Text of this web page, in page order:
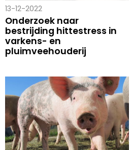
13-12-2022
Onderzoek naar
bestrijding hittestress in
varkens- en
pluimveehouderij